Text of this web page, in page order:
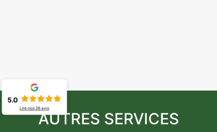
AUTRES SERVICES
5.0
Lire nos26avis